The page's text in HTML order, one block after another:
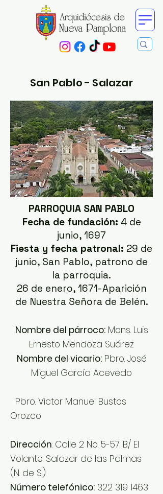
San Pablo - Salazar
PARROQUIA SAN PABLO
Fecha de fundación: 4 de
junio, 1697
Fiesta y fecha patronal: 29 de
junio, San Pablo, patrono de
la parroquia.
26 de enero, 1671-Aparición
de Nuestra Señora de Belén.
Nombre del párroco:Mons. Luis
Ernesto Mendoza Suárez
Nombre del vicario:Pbro. José
Miguel García Acevedo
Pbro. Victor Manuel Bustos
Orozco
Dirección: Calle 2 No. 5-57. B/ El
Volante. Salazar de las Palmas
(N. de S.)
Número telefónico: 322 319 1463